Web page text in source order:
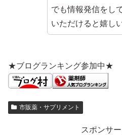
でも情報発信をし
いただけると嬉し
★ブログランキング参加中★
市販薬・サプリメント
スポンサ